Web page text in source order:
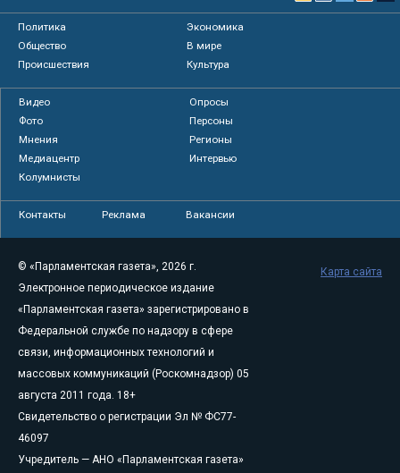
Политика
Экономика
Общество
В мире
Происшествия
Культура
Видео
Опросы
Фото
Персоны
Мнения
Регионы
Медиацентр
Интервью
Колумнисты
Контакты Реклама Вакансии
© «Парламентская газета», 2026 г.
Электронное периодическое издание
«Парламентская газета» зарегистрировано в
Федеральной службе по надзору в сфере
связи, информационных технологий и
массовых коммуникаций (Роскомнадзор) 05
августа 2011 года. 18+
Свидетельство о регистрации Эл № ФС77-
46097
Учредитель — АНО «Парламентская газета»
Карта сайта